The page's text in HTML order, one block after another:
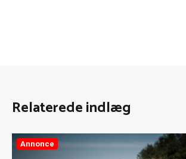
Relaterede indlæg
Annonce